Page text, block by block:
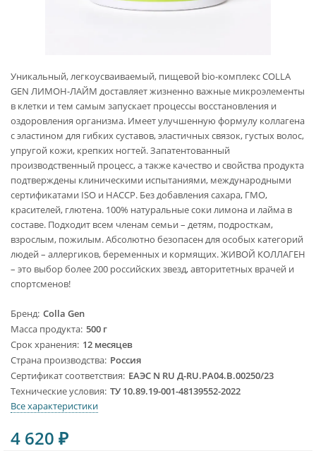
Уникальный, легкоусваиваемый, пищевой bio-комплекс COLLA
GEN ЛИМОН-ЛАЙМ доставляет жизненно важные микроэлементы
в клетки и тем самым запускает процессы восстановления и
оздоровления организма. Имеет улучшенную формулу коллагена
с эластином для гибких суставов, эластичных связок, густых волос,
упругой кожи, крепких ногтей. Запатентованный
производственный процесс, а также качество и свойства продукта
подтверждены клиническими испытаниями, международными
сертификатами ISO и HACCP. Без добавления сахара, ГМО,
красителей, глютена. 100% натуральные соки лимона и лайма в
составе. Подходит всем членам семьи – детям, подросткам,
взрослым, пожилым. Абсолютно безопасен для особых категорий
людей – аллергиков, беременных и кормящих. ЖИВОЙ КОЛЛАГЕН
– это выбор более 200 российских звезд, авторитетных врачей и
спортсменов!
Бренд Colla Gen
Масса продукта 500 г
Срок хранения 12 месяцев
Страна производства Россия
Сертификат соответствия ЕАЭС N RU Д-RU.PA04.B.00250/23
Технические условия ТУ 10.89.19-001-48139552-2022
Все характеристики
4 620 ₽